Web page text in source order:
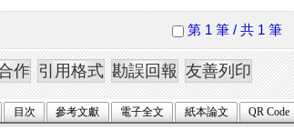
第 1 筆 / 共 1 筆
目次 參考文獻 電子全文 紙本論文 QR Code